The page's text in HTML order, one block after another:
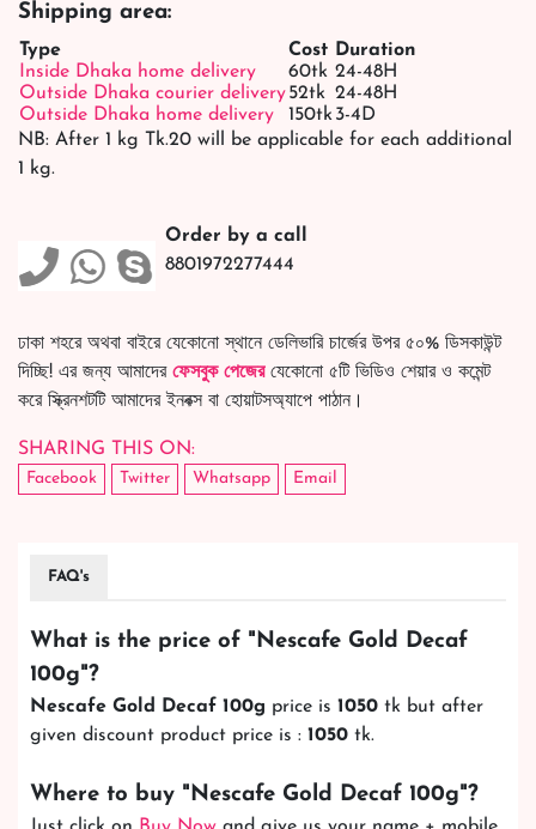
Shipping area:
Type Cost Duration
Inside Dhaka home delivery
60tk 24-48H
Outside Dhaka courier delivery52tk 24-48H
Outside Dhaka home delivery
150tk3-4D
NB: After 1 kg Tk.20 will be applicable for each additional
1 kg.
Order by a call
8801972277444
ঢাকা শহরে অথবা বাইরে যেকোনো স্থানে ডেলিভারি চার্জের উপর ৫০% ডিসকাউন্ট
দিচ্ছি! এর জন্য আমাদের ফেসবুক পেজেরযেকোনো ৫টি ভিডিও শেয়ার ও কমেন্ট
করে স্ক্রিনশটটি আমাদের ইনবক্স বা হোয়াটসঅ্যাপে পাঠান।
SHARING THIS ON:
Facebook Twitter Whatsapp Email
FAQ's
What is the price of "Nescafe Gold Decaf
100g"?
Nescafe Gold Decaf 100g price is 1050 tk but after
given discount product price is : 1050 tk.
Where to buy "Nescafe Gold Decaf 100g"?